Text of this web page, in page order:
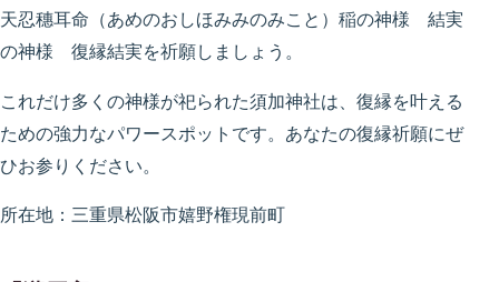
天忍穗耳命（あめのおしほみみのみこと）稲の神様 結実
の神様 復縁結実を祈願しましょう。
これだけ多くの神様が祀られた須加神社は、復縁を叶える
ための強力なパワースポットです。あなたの復縁祈願にぜ
ひお参りください。
所在地：三重県松阪市嬉野権現前町